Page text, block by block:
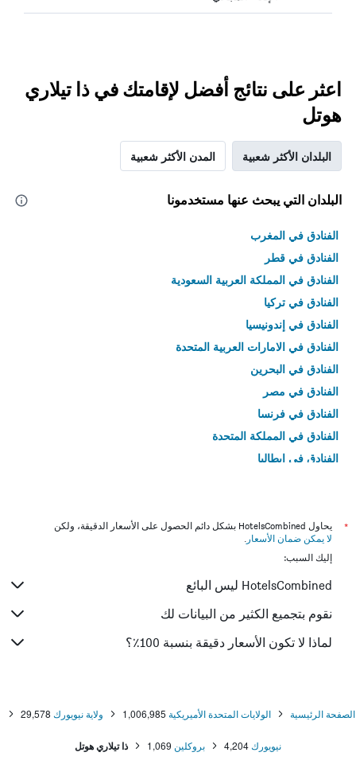
اعثر على نتائج أفضل لإقامتك في ذا تيلاري
هوتل
البلدان الأكثر شعبية المدن الأكثر شعبية
البلدان التي يبحث عنها مستخدمونا
الفنادق في المغرب
الفنادق في قطر
الفنادق في المملكة العربية السعودية
الفنادق في تركيا
الفنادق في إندونيسيا
الفنادق في الامارات العربية المتحدة
الفنادق في البحرين
الفنادق في مصر
الفنادق في فرنسا
الفنادق في المملكة المتحدة
الفنادق في إيطاليا
*
يحاول HotelsCombined بشكل دائم الحصول على الأسعار الدقيقة، ولكن
لا يمكن ضمان الأسعار .
إليك السبب:
HotelsCombined ليس البائع
نقوم بتجميع الكثير من البيانات لك
لماذا لا تكون الأسعار دقيقة بنسبة 100٪؟
الصفحة الرئيسية الولايات المتحدة الأميريكية 1,006,985 ولاية نيويورك 29,578
نيويورك4,204 بروكلين 1,069 ذا تيلاري هوتل